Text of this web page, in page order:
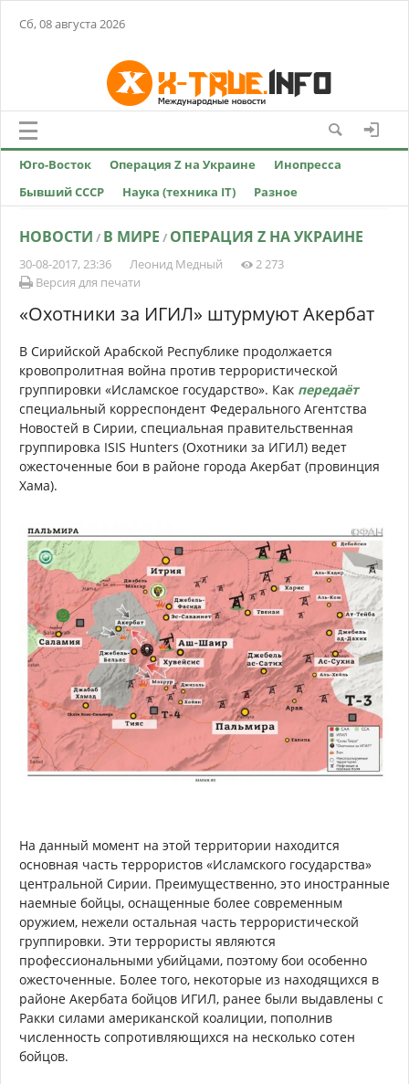
Сб, 08 августа 2026
Юго-Восток Операция Z на Украине
Инопресса
Бывший СССР
Наука (техника IT) Разное
НОВОСТИ / В МИРЕ / ОПЕРАЦИЯ Z НА УКРАИНЕ
30-08-2017, 23:36 Леонид Медный
2 273
Версия для печати
«Охотники за ИГИЛ» штурмуют Акербат
В Сирийской Арабской Республике продолжается
кровопролитная война против террористической
группировки «Исламское государство». Как передаёт
специальный корреспондент Федерального Агентства
Новостей в Сирии, специальная правительственная
группировка ISIS Hunters (Охотники за ИГИЛ) ведет
ожесточенные бои в районе города Акербат (провинция
Хама).
На данный момент на этой территории находится
основная часть террористов «Исламского государства»
центральной Сирии. Преимущественно, это иностранные
наемные бойцы, оснащенные более современным
оружием, нежели остальная часть террористической
группировки. Эти террористы являются
профессиональными убийцами, поэтому бои особенно
ожесточенные. Более того, некоторые из находящихся в
районе Акербата бойцов ИГИЛ, ранее были выдавлены с
Ракки силами американской коалиции, пополнив
численность сопротивляющихся на несколько сотен
бойцов.